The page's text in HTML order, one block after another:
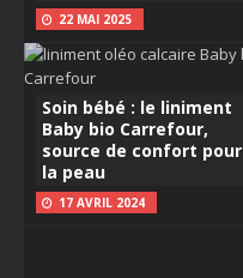
22 MAI 2025
Soin bébé : le liniment
Baby bio Carrefour,
source de confort pour
la peau
17 AVRIL 2024